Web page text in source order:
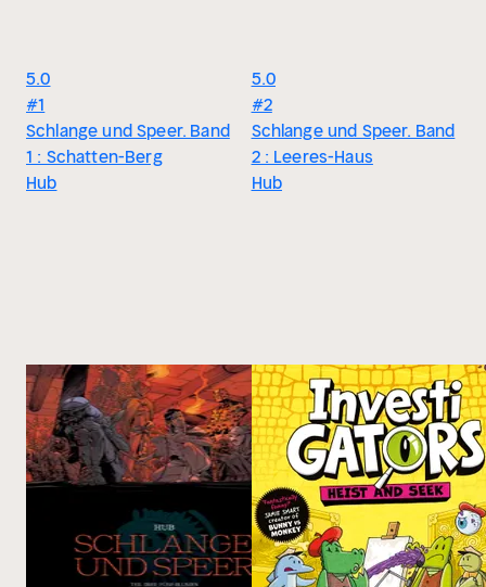
5.0
#1
Schlange und Speer. Band
1 : Schatten-Berg
Hub
5.0
#2
Schlange und Speer. Band
2 : Leeres-Haus
Hub